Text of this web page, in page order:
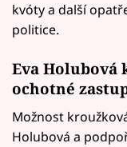
kvóty a další
politice.
Eva
ochotné
Možnost
Holubová a